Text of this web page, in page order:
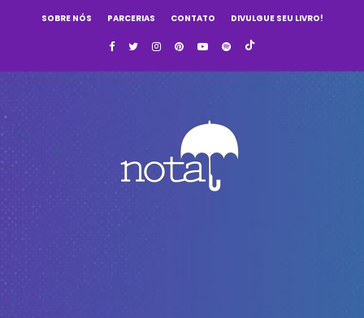
SOBRE NÓS PARCERIAS CONTATO DIVULGUE SEU LIVRO!